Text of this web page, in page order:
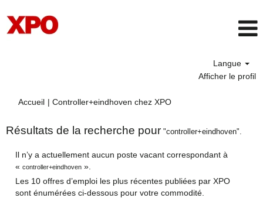
Langue
Afficher le profil
Accueil | Controller+eindhoven chez XPO(page
Résultats de la recherche pour "controller+eindhoven".
Il n’y a actuellement aucun poste vacant correspondant à
« controller+eindhoven ».
Les 10 offres d’emploi les plus récentes publiées par XPO
sont énumérées ci-dessous pour votre commodité.